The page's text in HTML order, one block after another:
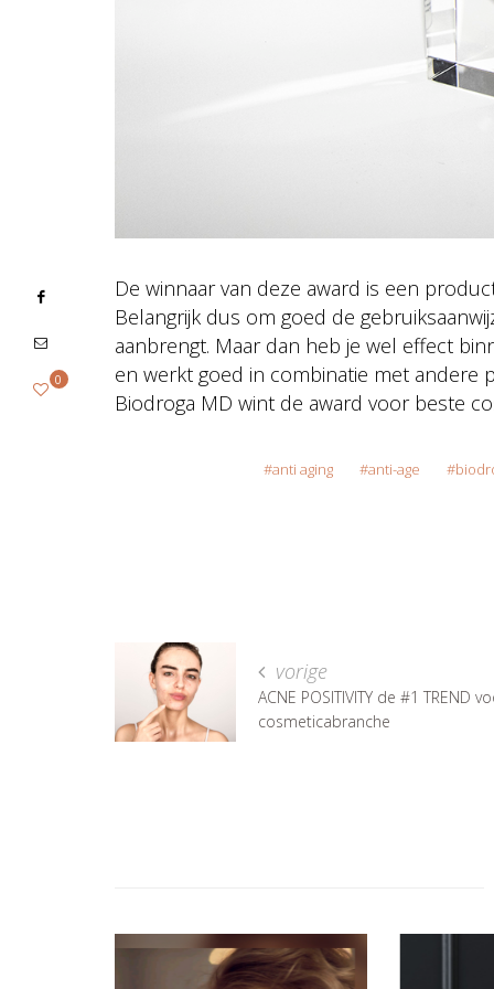
De winnaar van deze award is een
Belangrijk dus om goed de
aanbrengt. Maar dan heb je wel effect
en werkt goed in combinatie met andere
Biodroga MD wint de award voor beste
0
anti aging anti-age
vorige
ACNE POSITIVITY de #1 TREND
cosmeticabranche